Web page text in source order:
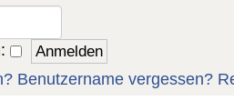
Benutzername vergessen?